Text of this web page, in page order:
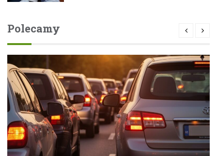
Polecamy